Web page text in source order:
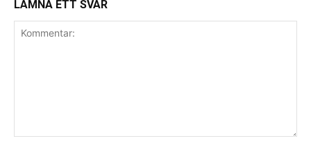
LÄMNA ETT SVAR